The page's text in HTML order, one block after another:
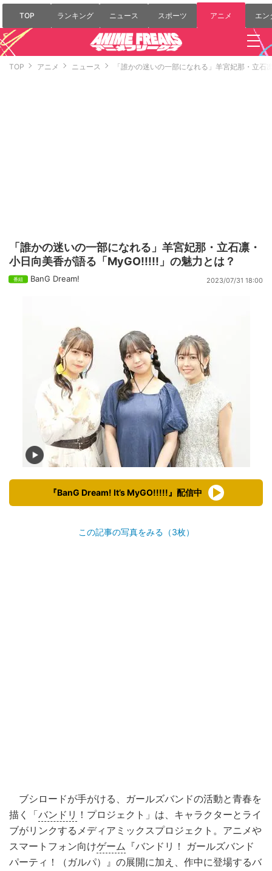
TOP ランキング ニュース スポーツ アニメ エン
TOP アニメ ニュース 「誰かの迷いの一部になれる」羊宮妃那・立
「誰かの迷いの一部になれる」羊宮妃那・立石凛・
小日向美香が語る「MyGO!!!!!」の魅力とは？
BanG Dream! 2023/07/31 18:00
『BanG Dream! It’s MyGO!!!!!』配信中
この記事の写真をみる（3枚）
ブシロードが手がける、ガールズバンドの活動と青春を
描く「バンドリ ！プロジェクト」は、キャラクターとライ
ブがリンクするメディアミックスプロジェクト。アニメや
スマートフォン向けゲーム 『バンドリ！ ガールズバンド
パーティ！（ガルパ）』の展開に加え、作中に登場するバ